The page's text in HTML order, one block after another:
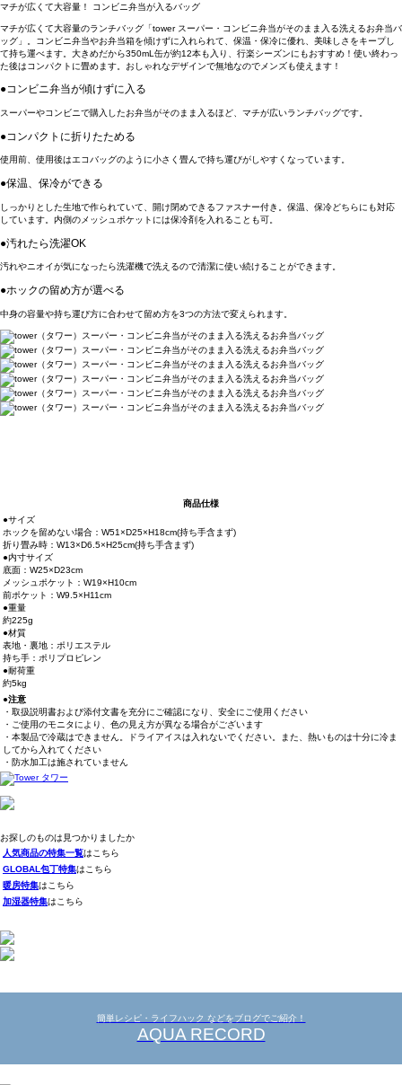
マチが広くて大容量！ コンビニ弁当が入るバッグ
マチが広くて大容量のランチバッグ「tower スーパー・コンビニ弁当がそのまま入る洗えるお弁当バ
ッグ」。コンビニ弁当やお弁当箱を傾けずに入れられて、保温・保冷に優れ、美味しさをキープし
て持ち運べます。大きめだから350mL缶が約12本も入り、行楽シーズンにもおすすめ！使い終わっ
た後はコンパクトに畳めます。おしゃれなデザインで無地なのでメンズも使えます！
●コンビニ弁当が傾けずに入る
スーパーやコンビニで購入したお弁当がそのまま入るほど、マチが広いランチバッグです。
●コンパクトに折りたためる
使用前、使用後はエコバッグのように小さく畳んで持ち運びがしやすくなっています。
●保温、保冷ができる
しっかりとした生地で作られていて、開け閉めできるファスナー付き。保温、保冷どちらにも対応
しています。内側のメッシュポケットには保冷剤を入れることも可。
●汚れたら洗濯OK
汚れやニオイが気になったら洗濯機で洗えるので清潔に使い続けることができます。
●ホックの留め方が選べる
中身の容量や持ち運び方に合わせて留め方を3つの方法で変えられます。
商品仕様
●サイズ
ホックを留めない場合：W51×D25×H18cm(持ち手含まず)
折り畳み時：W13×D6.5×H25cm(持ち手含まず)
●内寸サイズ
底面：W25×D23cm
メッシュポケット：W19×H10cm
前ポケット：W9.5×H11cm
●重量
約225g
●材質
表地・裏地：ポリエステル
持ち手：ポリプロピレン
●耐荷重
約5kg
●注意
・取扱説明書および添付文書を充分にご確認になり、安全にご使用ください
・ご使用のモニタにより、色の見え方が異なる場合がございます
・本製品で冷蔵はできません。ドライアイスは入れないでください。また、熱いものは十分に冷ま
してから入れてください
・防水加工は施されていません
お探しのものは見つかりましたか
人気商品の特集一覧はこちら
GLOBAL包丁特集はこちら
暖房特集はこちら
加湿器特集はこちら
簡単レシピ・ライフハック などをブログでご紹介！
AQUA RECORD